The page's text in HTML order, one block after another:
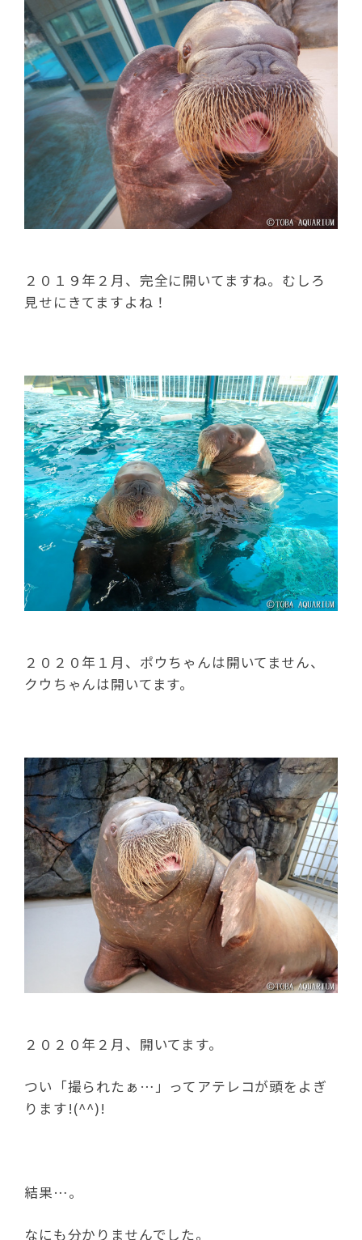
２０１９年２月、完全に開いてますね。むしろ
見せにきてますよね！
２０２０年１月、ポウちゃんは開いてません、
クウちゃんは開いてます。
２０２０年２月、開いてます。
つい「撮られたぁ…」ってアテレコが頭をよぎ
ります!(^^)!
結果…。
なにも分かりませんでした。